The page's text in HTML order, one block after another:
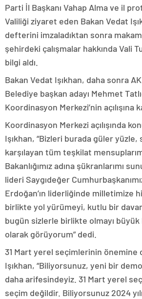
Parti İl Başkanı Vahap Alma ve il
Valiliği ziyaret eden Bakan Vedat
defterini imzaladıktan sonra
şehirdeki çalışmalar hakkında Vali
bilgi aldı.
Bakan Vedat Işıkhan, daha sonra
Belediye başkan adayı Mehmet
Koordinasyon Merkezi’nin açılışına
Koordinasyon Merkezi açılışında
Işıkhan, “Bizleri burada güler
karşılayan tüm teşkilat
Bakanlığımız adına şükranlarımı
lideri Saygıdeğer
Erdoğan’ın liderliğinde milletimize
birlikte yol yürümeyi, kutlu bir
bugün sizlerle birlikte olmayı büyük
olarak görüyorum” dedi.
31 Mart yerel seçimlerinin önemine
Işıkhan, “Biliyorsunuz, yeni bir
daha arifesindeyiz. 31 Mart yerel
seçim değildir. Biliyorsunuz 2024